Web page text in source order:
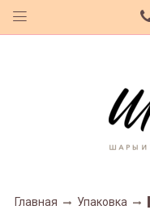
Главная Упаковка